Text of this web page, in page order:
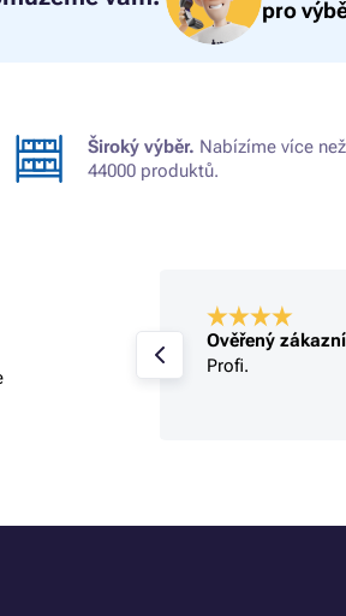
pro
Široký výběr. Nabízíme více než
44000 produktů.
Ověřený
Profi.